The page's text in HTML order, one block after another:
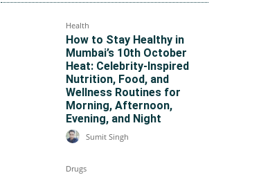
Health
How to Stay Healthy in
Mumbai’s 10th October
Heat: Celebrity-Inspired
Nutrition, Food, and
Wellness Routines for
Morning, Afternoon,
Evening, and Night
Sumit Singh
Drugs